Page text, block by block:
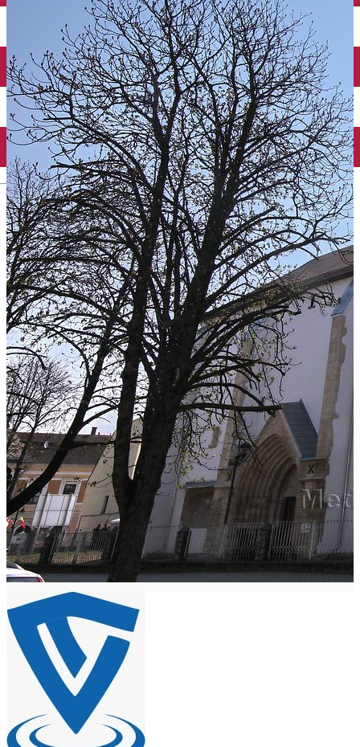
English
Taxi
Parcări
Încărcare vehicule electrice
Conectează-te cu noi
Contact
Facebook
YouTube
Instagram
Tik Tok